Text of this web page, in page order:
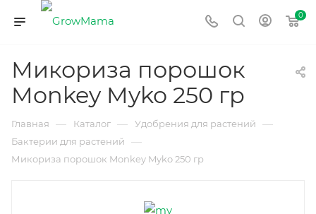
0
Микориза порошок
Monkey Myko 250 гр
Главная — Каталог — Удобрения для растений —
Бактерии для растений —
Микориза порошок Monkey Myko 250 гр